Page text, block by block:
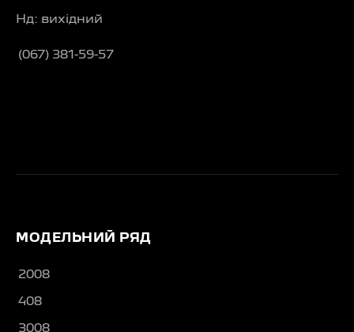
Нд: вихідний
(067) 381-59-57
МОДЕЛЬНИЙ РЯД
2008
408
3008